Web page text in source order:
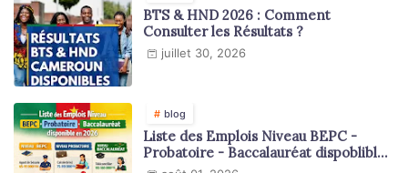
BTS & HND 2026 : Comment
Consulter les Résultats ?
juillet 30, 2026
blog
Liste des Emplois Niveau BEPC -
Probatoire - Baccalauréat dispoblible
en 2026